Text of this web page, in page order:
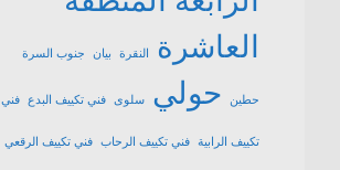
العاشرة
النقرة بيان جنوب السرة
حطين حولي سلوى فني تكييف البدع فني
تكييف الرابية فني تكييف الرحاب فني تكييف الرقعي